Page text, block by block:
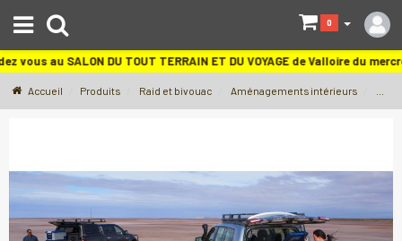
vous au SALON DU TOUT TERRAIN ET DU VOYAGE de Valloire du
0
Accueil Produits Raid et bivouac Aménagements intérieurs